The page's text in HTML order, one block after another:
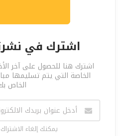
اشترك في
اشترك هنا للحصول على آخر
الخاصة التي يتم تسليمها
الخاص
يمكنك إلغاء